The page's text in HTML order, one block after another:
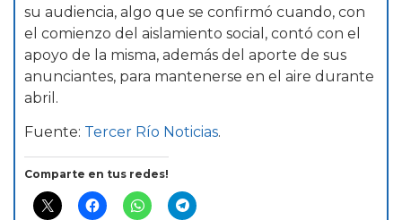
su audiencia, algo que se confirmó cuando, con
el comienzo del aislamiento social, contó con el
apoyo de la misma, además del aporte de sus
anunciantes, para mantenerse en el aire durante
abril.
Fuente: Tercer Río Noticias.
Comparte en tus redes!